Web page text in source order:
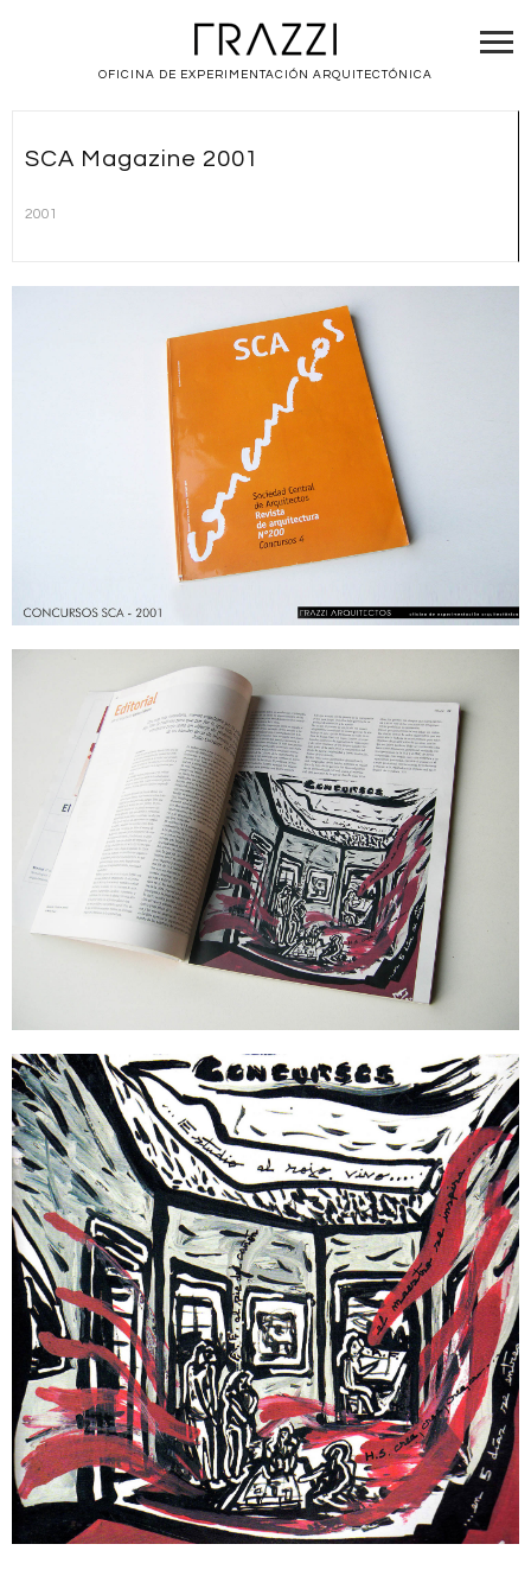
OFICINA DE EXPERIMENTACIÓN ARQUITECTÓNICA
SCA Magazine 2001
2001